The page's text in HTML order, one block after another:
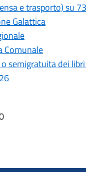
e trasporto) su
Galattica
Comunale
semigratuita dei